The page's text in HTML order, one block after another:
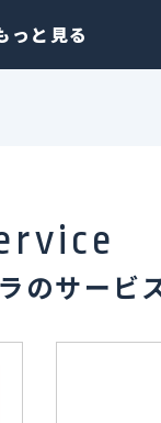
っと見る
のサービ